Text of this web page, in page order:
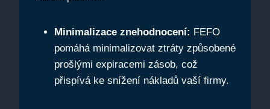
Minimalizace znehodnocení: FEFO
pomáhá minimalizovat ztráty způsobené
prošlými expiracemi‌ zásob, což
přispívá ke snížení nákladů vaší firmy.